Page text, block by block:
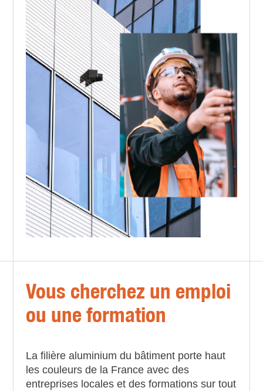
Vous cherchez un emploi
ou une formation
La filière aluminium du bâtiment porte haut
les couleurs de la France avec des
entreprises locales et des formations sur tout